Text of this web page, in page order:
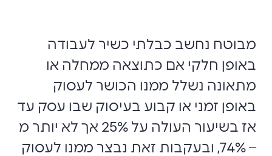
מבוטח נחשב כבלתי כשיר לעבודה
באופן חלקי אם כתוצאה ממחלה או
מתאונה נשלל ממנו הכושר לעסוק
באופן זמני או קבוע בעיסוק שבו עסק עד
אז בשיעור העולה על 25% אך לא יותר מ
– 74%, ובעקבות זאת נבצר ממנו לעסוק